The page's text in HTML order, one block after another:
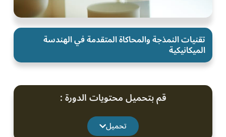
تقنيات النمذجة والمحاكاة المتقدمة في الهندسة
الميكانيكية
قم بتحميل محتويات الدورة :
تحميل